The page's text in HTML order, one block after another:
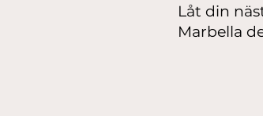
Låt din
Marbella